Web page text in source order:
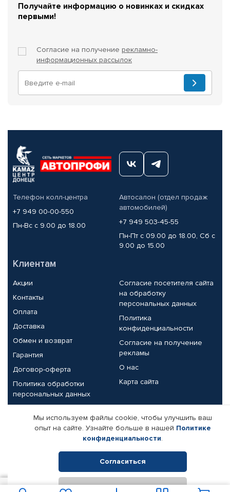
Получайте информацию о новинках и скидках
первыми!
Согласие на получение рекламно-
информационных рассылок
Телефон колл-центра
+7 949 00-00-550
Пн-Вс с 9.00 до 18.00
Автосалон (отдел продаж
автомобилей)
+7 949 503-45-55
Пн-Пт с 09.00 до 18.00, Сб с
9.00 до 15.00
Клиентам
Акции
Контакты
Оплата
Доставка
Обмен и возврат
Гарантия
Договор-оферта
Политика обработки
персональных данных
Согласие посетителя сайта
на обработку
персональных данных
Политика
конфиденциальности
Согласие на получение
рекламы
О нас
Карта сайта
Партнерам
Корпоративным клиентам
Поставщикам
Реквизиты компании
© КАМАЗ ЦЕНТР ДОНЕЦК, 2015-2026. Все права защищены.
Мы используем файлы cookie, чтобы улучшить ваш
опыт на сайте. Узнайте больше в нашей Политике
конфиденциальности.
Согласиться
Отклонить